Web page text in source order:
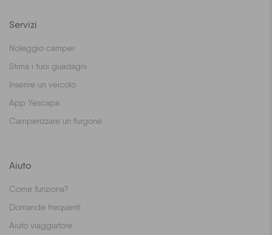
Servizi
Noleggio camper
Stima i tuoi guadagni
Inserire un veicolo
App Yescapa
Camperizzare un furgone
Aiuto
Come funziona?
Domande frequenti
Aiuto viaggiatore